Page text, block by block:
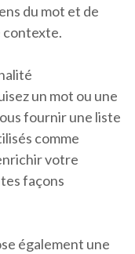
du mot et de
contexte.
un mot ou une
fournir une liste
comme
votre
façons
également une